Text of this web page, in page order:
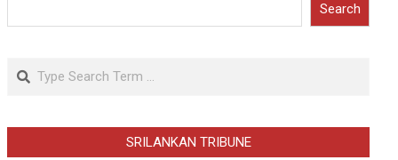
Search
Search
SRILANKAN TRIBUNE